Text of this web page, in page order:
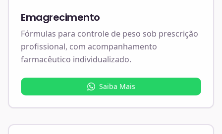
Emagrecimento
Fórmulas para controle de peso sob prescrição
profissional, com acompanhamento
farmacêutico individualizado.
Saiba Mais